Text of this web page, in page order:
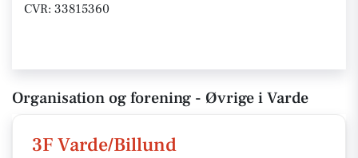
CVR: 33815360
Organisation og forening - Øvrige i Varde
3F Varde/Billund